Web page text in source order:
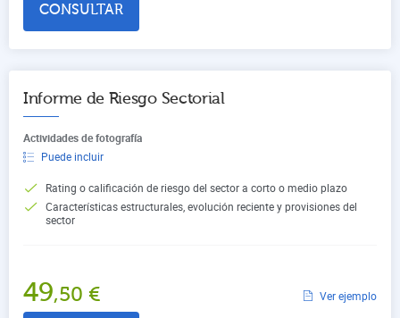
CONSULTAR
Informe de Riesgo Sectorial
Actividades de fotografía
Puede incluir
Rating o calificación de riesgo del sector a corto o medio plazo
Características estructurales, evolución reciente y provisiones del
sector
49,50 € Ver ejemplo